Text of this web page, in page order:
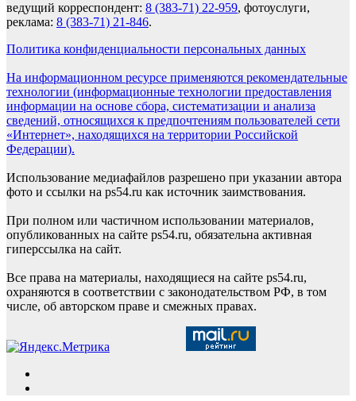
ведущий корреспондент: 8 (383-71) 22-959, фотоуслуги,
реклама: 8 (383-71) 21-846.
Политика конфиденциальности персональных данных
На информационном ресурсе применяются рекомендательные
технологии (информационные технологии предоставления
информации на основе сбора, систематизации и анализа
сведений, относящихся к предпочтениям пользователей сети
«Интернет», находящихся на территории Российской
Федерации).
Использование медиафайлов разрешено при указании автора
фото и ссылки на ps54.ru как источник заимствования.
При полном или частичном использовании материалов,
опубликованных на сайте ps54.ru, обязательна активная
гиперссылка на сайт.
Все права на материалы, находящиеся на сайте ps54.ru,
охраняются в соответствии с законодательством РФ, в том
числе, об авторском праве и смежных правах.